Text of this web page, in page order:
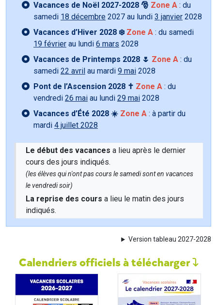
Vacances de Noël 2027-2028 🎅 Zone A : du
samedi 18 décembre 2027 au lundi 3 janvier 2028
Vacances d’Hiver 2028 ❄️ Zone A : du samedi
19 février au lundi 6 mars 2028
Vacances de Printemps 2028 🌷 Zone A : du
samedi 22 avril au mardi 9 mai 2028
Pont de l’Ascension 2028 ✝️ Zone A : du
vendredi 26 mai au lundi 29 mai 2028
Vacances d’Été 2028 ☀️ Zone A : à partir du
mardi 4 juillet 2028
Le début des vacances a lieu après le dernier
cours des jours indiqués.
(les élèves qui n'ont pas cours le samedi sont en vacances
le vendredi soir)
La reprise des cours a lieu le matin des jours
indiqués.
Version tableau 2027-2028
Calendriers officiels à télécharger